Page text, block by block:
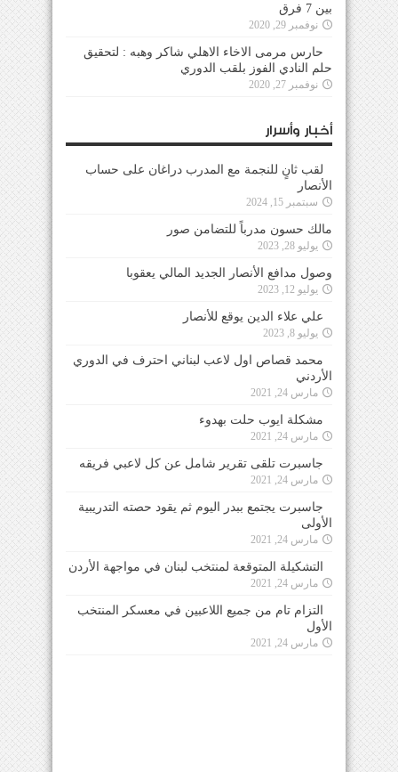
بين 7 فرق
نوفمبر 29, 2020
حارس مرمى الاخاء الاهلي شاكر وهبه : لتحقيق
حلم النادي الفوز بلقب الدوري
نوفمبر 27, 2020
أخبار وأسرار
لقب ثانٍ للنجمة مع المدرب دراغان على حساب
الأنصار
سبتمبر 15, 2024
مالك حسون مدرباً للتضامن صور
يوليو 28, 2023
وصول مدافع الأنصار الجديد المالي يعقوبا
يوليو 12, 2023
علي علاء الدين يوقع للأنصار
يوليو 8, 2023
محمد قصاص اول لاعب لبناني احترف في الدوري
الأردني
مارس 24, 2021
مشكلة ايوب حلت بهدوء
مارس 24, 2021
جاسبرت تلقى تقرير شامل عن كل لاعبي فريقه
مارس 24, 2021
جاسبرت يجتمع ببدر اليوم ثم يقود حصته التدريبية
الأولى
مارس 24, 2021
التشكيلة المتوقعة لمنتخب لبنان في مواجهة الأردن
مارس 24, 2021
التزام تام من جميع اللاعبين في معسكر المنتخب
الأول
مارس 24, 2021